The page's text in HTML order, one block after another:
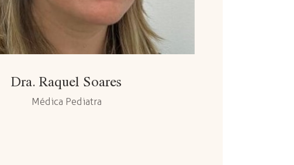
Dra. Raquel Soares
Médica Pediatra